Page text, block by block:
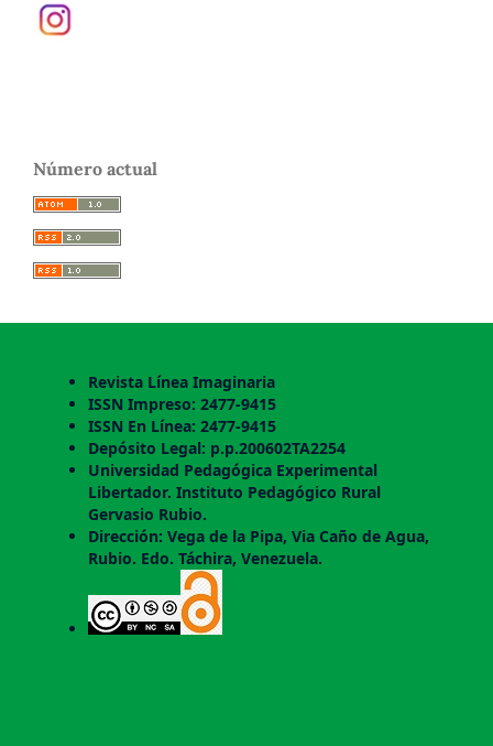
Número actual
Revista Línea Imaginaria
ISSN Impreso: 2477-9415
ISSN En Línea: 2477-9415
Depósito Legal: p.p.200602TA2254
Universidad Pedagógica Experimental
Libertador. Instituto Pedagógico Rural
Gervasio Rubio.
Dirección: Vega de la Pipa, Via Caño de Agua,
Rubio. Edo. Táchira, Venezuela.